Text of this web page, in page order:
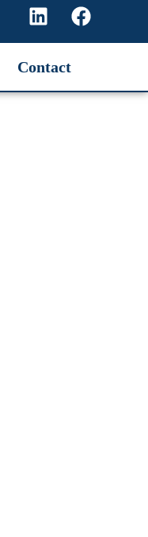
Contact